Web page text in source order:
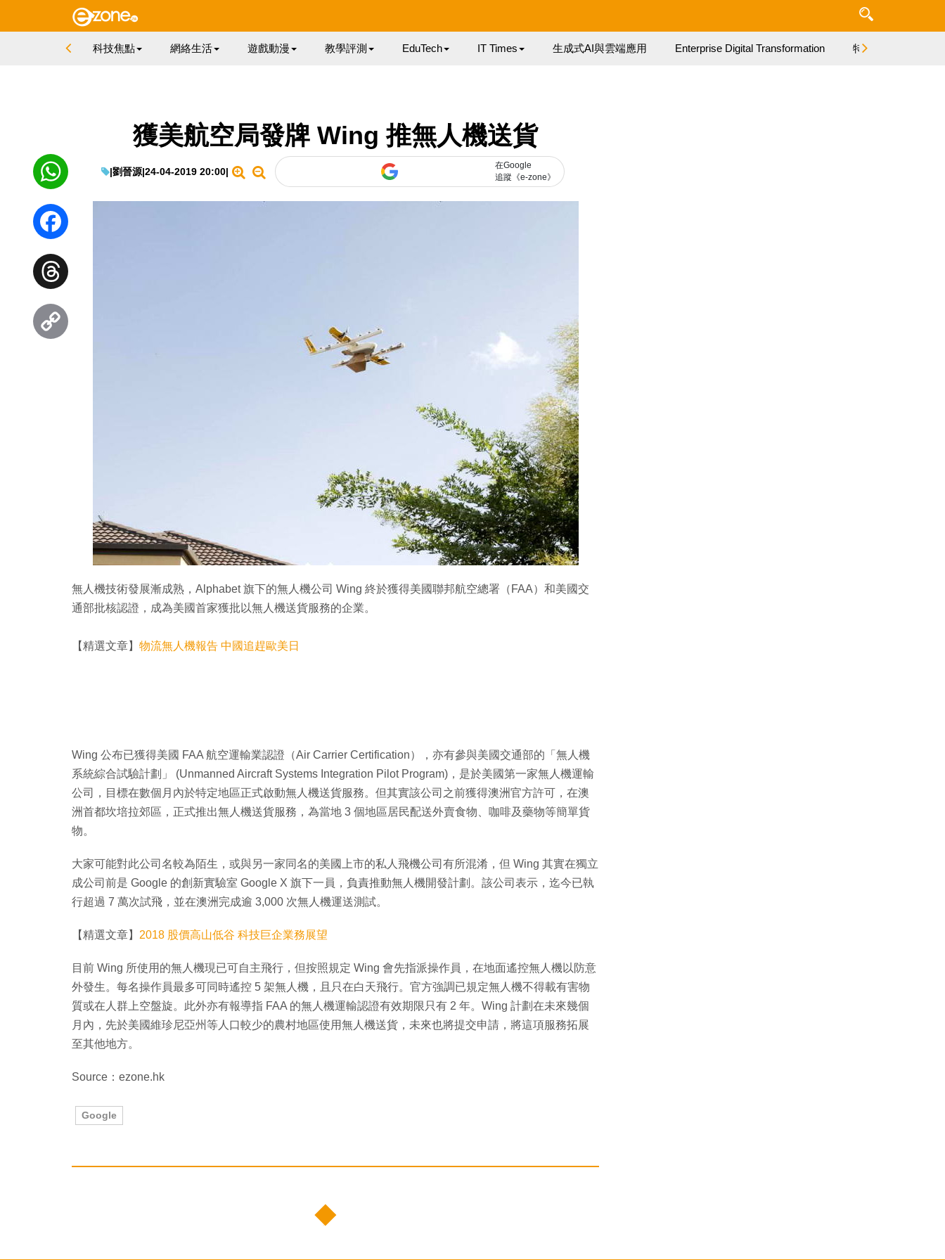
科技焦點 網絡生活 遊戲動漫 教學評測 EduTech IT Times 生成式AI與雲端應用 Enterprise Digital Transformation 特集
獲美航空局發牌 Wing 推無人機送貨
|劉晉源|24-04-2019 20:00|
在Google
追蹤《e-zone》
無人機技術發展漸成熟，Alphabet 旗下的無人機公司 Wing 終於獲得美國聯邦航空總署（FAA）和美國交
通部批核認證，成為美國首家獲批以無人機送貨服務的企業。
【精選文章】 物流無人機報告 中國追趕歐美日
Wing 公布已獲得美國 FAA 航空運輸業認證（Air Carrier Certification），亦有參與美國交通部的「無人機
系統綜合試驗計劃」 (Unmanned Aircraft Systems Integration Pilot Program)，是於美國第一家無人機運輸
公司，目標在數個月內於特定地區正式啟動無人機送貨服務。但其實該公司之前獲得澳洲官方許可，在澳
洲首都坎培拉郊區，正式推出無人機送貨服務，為當地 3 個地區居民配送外賣食物、咖啡及藥物等簡單貨
物。
大家可能對此公司名較為陌生，或與另一家同名的美國上市的私人飛機公司有所混淆，但 Wing 其實在獨立
成公司前是 Google 的創新實驗室 Google X 旗下一員，負責推動無人機開發計劃。該公司表示，迄今已執
行超過 7 萬次試飛，並在澳洲完成逾 3,000 次無人機運送測試。
【精選文章】 2018 股價高山低谷 科技巨企業務展望
目前 Wing 所使用的無人機現已可自主飛行，但按照規定 Wing 會先指派操作員，在地面遙控無人機以防意
外發生。每名操作員最多可同時遙控 5 架無人機，且只在白天飛行。官方強調已規定無人機不得載有害物
質或在人群上空盤旋。此外亦有報導指 FAA 的無人機運輸認證有效期限只有 2 年。Wing 計劃在未來幾個
月內，先於美國維珍尼亞州等人口較少的農村地區使用無人機送貨，未來也將提交申請，將這項服務拓展
至其他地方。
Source：ezone.hk
Google
WhatsApp
Facebook
Threads